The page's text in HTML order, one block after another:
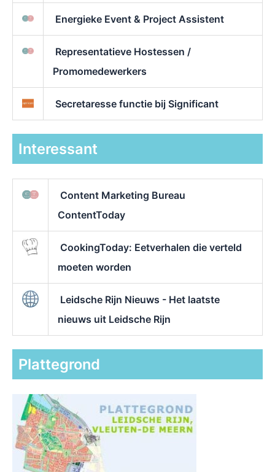
Energieke Event & Project Assistent
Representatieve Hostessen /
Promomedewerkers
Secretaresse functie bij Significant
Interessant
Content Marketing Bureau
ContentToday
CookingToday: Eetverhalen die verteld
moeten worden
Leidsche Rijn Nieuws - Het laatste
nieuws uit Leidsche Rijn
Plattegrond